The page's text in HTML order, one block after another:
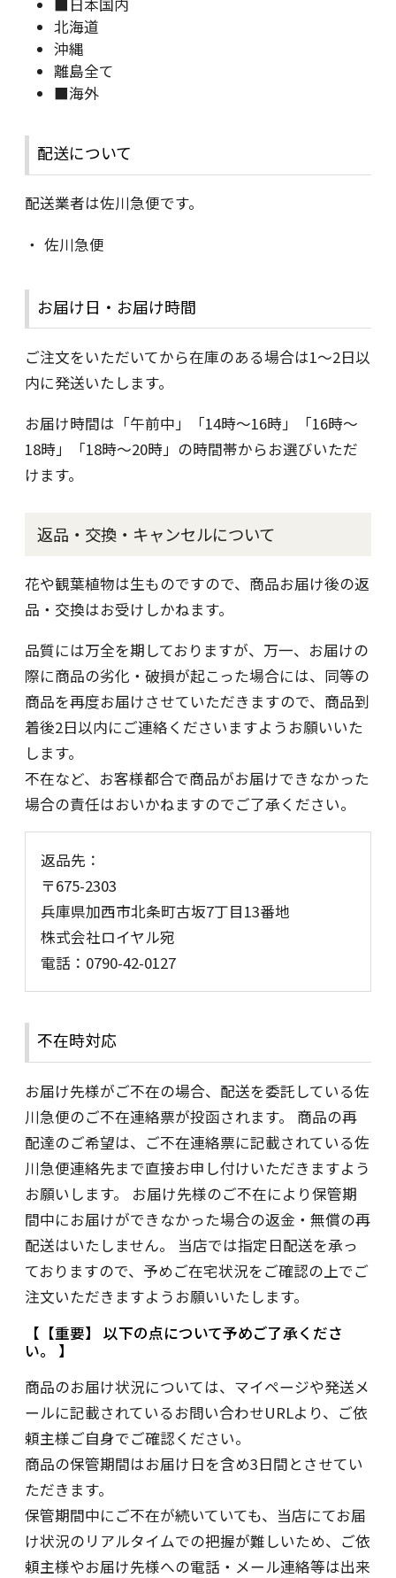
北海道
沖縄
離島全て
■海外
配送について
配送業者は佐川急便です。
佐川急便
お届け日・お届け時間
ご注文をいただいてから在庫のある場合は1～2日以
内に発送いたします。
お届け時間は「午前中」「14時～16時」「16時～
18時」「18時～20時」の時間帯からお選びいただ
けます。
返品・交換・キャンセルについて
花や観葉植物は生ものですので、商品お届け後の返
品・交換はお受けしかねます。
品質には万全を期しておりますが、万一、お届けの
際に商品の劣化・破損が起こった場合には、同等の
商品を再度お届けさせていただきますので、商品到
着後2日以内にご連絡くださいますようお願いいた
します。
不在など、お客様都合で商品がお届けできなかった
場合の責任はおいかねますのでご了承ください。
返品先：
〒675-2303
兵庫県加西市北条町古坂7丁目13番地
株式会社ロイヤル宛
電話：0790-42-0127
不在時対応
お届け先様がご不在の場合、配送を委託している佐
川急便のご不在連絡票が投函されます。 商品の再
配達のご希望は、ご不在連絡票に記載されている佐
川急便連絡先まで直接お申し付けいただきますよう
お願いします。 お届け先様のご不在により保管期
間中にお届けができなかった場合の返金・無償の再
配送はいたしません。 当店では指定日配送を承っ
ておりますので、予めご在宅状況をご確認の上でご
注文いただきますようお願いいたします。
【重要】 以下の点について予めご了承くださ
い。
商品のお届け状況については、マイページや発送メ
ールに記載されているお問い合わせURLより、ご依
頼主様ご自身でご確認ください。
商品の保管期間はお届け日を含め3日間とさせてい
ただきます。
保管期間中にご不在が続いていても、当店にてお届
け状況のリアルタイムでの把握が難しいため、ご依
頼主様やお届け先様への電話・メール連絡等は出来